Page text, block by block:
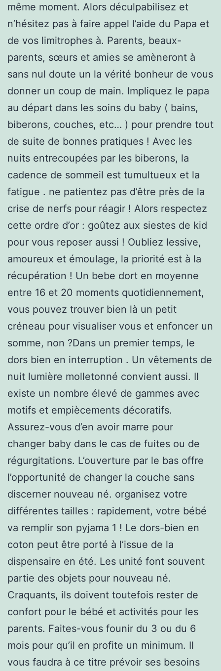
même moment. Alors déculpabilisez et
n’hésitez pas à faire appel l’aide du Papa et
de vos limitrophes à. Parents, beaux-
parents, sœurs et amies se amèneront à
sans nul doute un la vérité bonheur de vous
donner un coup de main. Impliquez le papa
au départ dans les soins du baby ( bains,
biberons, couches, etc… ) pour prendre tout
de suite de bonnes pratiques ! Avec les
nuits entrecoupées par les biberons, la
cadence de sommeil est tumultueux et la
fatigue . ne patientez pas d’être près de la
crise de nerfs pour réagir ! Alors respectez
cette ordre d’or : goûtez aux siestes de kid
pour vous reposer aussi ! Oubliez lessive,
amoureux et émoulage, la priorité est à la
récupération ! Un bebe dort en moyenne
entre 16 et 20 moments quotidiennement,
vous pouvez trouver bien là un petit
créneau pour visualiser vous et enfoncer un
somme, non ?Dans un premier temps, le
dors bien en interruption . Un vêtements de
nuit lumière molletonné convient aussi. Il
existe un nombre élevé de gammes avec
motifs et empiècements décoratifs.
Assurez-vous d’en avoir marre pour
changer baby dans le cas de fuites ou de
régurgitations. L’ouverture par le bas offre
l’opportunité de changer la couche sans
discerner nouveau né. organisez votre
différentes tailles : rapidement, votre bébé
va remplir son pyjama 1 ! Le dors-bien en
coton peut être porté à l’issue de la
dispensaire en été. Les unité font souvent
partie des objets pour nouveau né.
Craquants, ils doivent toutefois rester de
confort pour le bébé et activités pour les
parents. Faites-vous founir du 3 ou du 6
mois pour qu’il en profite un minimum. Il
vous faudra à ce titre prévoir ses besoins